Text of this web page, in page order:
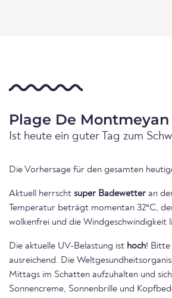
Plage De
Ist heute ein guter Tag zum
Die Vorhersage für den gesamten
Aktuell herrscht super Badewetter an
Temperatur beträgt momentan 32°C,
wolkenfrei und die Windgeschwindigkeit
Die aktuelle UV-Belastung ist hoch! Bitte
ausreichend. Die
Mittags im Schatten aufzuhalten und
Sonnencreme, Sonnenbrille und